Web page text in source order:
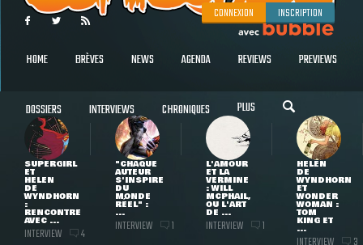
CONNEXION INSCRIPTION
HOME BRÈVES NEWS AGENDA REVIEWS PREVIEWS
DOSSIERS INTERVIEWS CHRONIQUES PLUS
SUPERGIRL
ET
HELEN
DE
WYNDHORN
:
RENCONTRE
AVEC ...
INTERVIEW 4
"CHAQUE
AUTEUR
S'INSPIRE
DU
MONDE
RÉEL" :
...
INTERVIEW 1
L'AMOUR
ET LA
VERMINE
: WILL
MCPHAIL,
OU L'ART
DE ...
INTERVIEW 1
HELEN
DE
WYNDHORN
ET
WONDER
WOMAN :
TOM
KING ET
...